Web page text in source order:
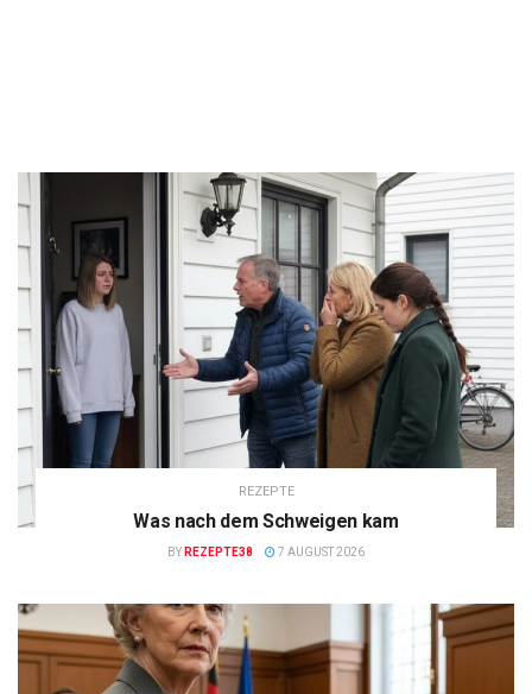
REZEPTE
Was nach dem Schweigen kam
BY REZEPTE38 7 AUGUST 2026